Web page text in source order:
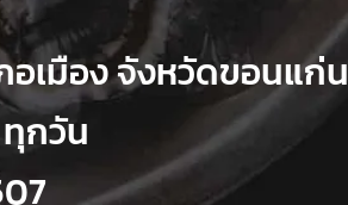
เมือง จังหวัดขอนแก่น
กวัน